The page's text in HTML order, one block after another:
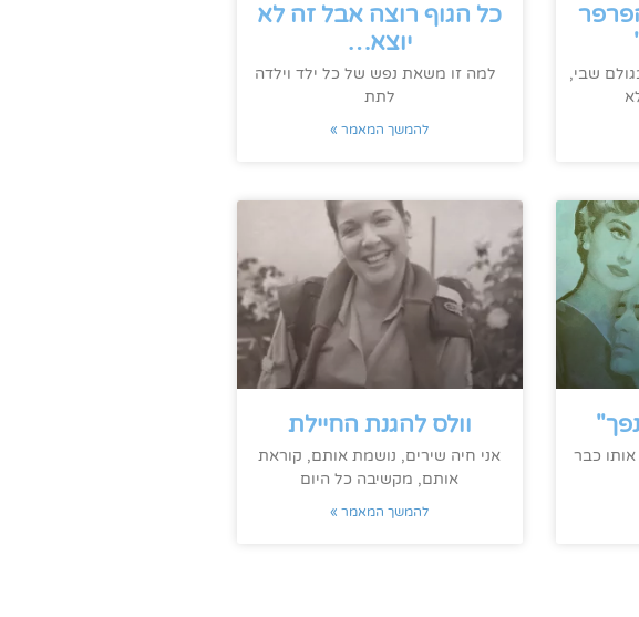
שבי,
כל הגוף רוצה אבל זה לא
יוצא…
למה זו משאת נפש של כל ילד וילדה
לתת
להמשך המאמר »
כבר
וולס להגנת החיילת
אני חיה שירים, נושמת אותם, קוראת
אותם, מקשיבה כל היום
להמשך המאמר »